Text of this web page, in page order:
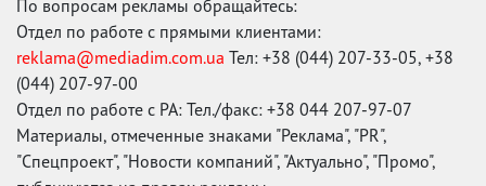
По вопросам рекламы обращайтесь:
Отдел по работе с прямыми клиентами:
reklama@mediadim.com.ua Тел: +38 (044) 207-33-05, +38
(044) 207-97-00
Отдел по работе с РА: Тел./факс: +38 044 207-97-07
Материалы, отмеченные знаками "Реклама", "PR",
"Спецпроект", "Новости компаний", "Актуально", "Промо",